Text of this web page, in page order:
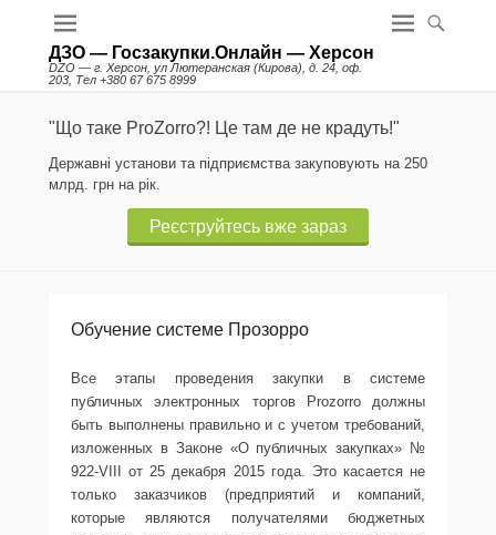
ДЗО — Госзакупки.Онлайн — Херсон
DZO — г. Херсон, ул Лютеранская (Кирова), д. 24, оф.
203, Тел +380 67 675 8999
"Що таке ProZorro?! Це там де не крадуть!"
Державні установи та підприємства закуповують на 250
млрд. грн на рік.
Реєструйтесь вже зараз
Обучение системе Прозорро
Все этапы проведения закупки в системе
публичных электронных торгов Prozorro должны
быть выполнены правильно и с учетом требований,
изложенных в Законе «О публичных закупках» №
922-VIII от 25 декабря 2015 года. Это касается не
только заказчиков (предприятий и компаний,
которые являются получателями бюджетных